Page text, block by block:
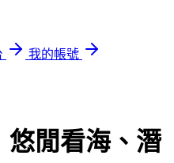
我的帳號
悠閒看海、潛